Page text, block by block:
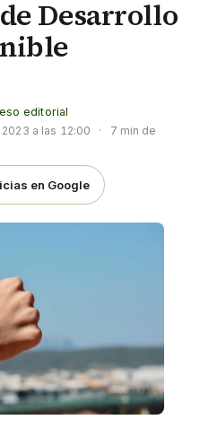
Desarrollo
editorial
a las 12:00 ·
7 min de
en Google